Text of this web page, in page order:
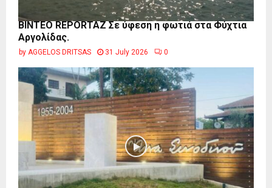
BINTEO REPORTAZ Σε ύφεση η φωτιά στα Φύχτια
Αργολίδας.
by AGGELOS DRITSAS 31 July 2026 0